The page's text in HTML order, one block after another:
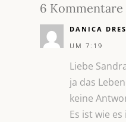
6 Kommentare
DANICA
UM 7:19
Liebe
ja das
keine
Es ist wie